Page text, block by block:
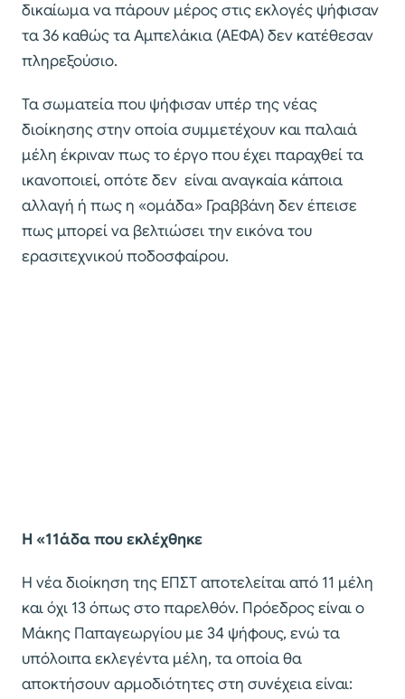
δικαίωμα να πάρουν μέρος στις εκλογές ψήφισαν
τα 36 καθώς τα Αμπελάκια (ΑΕΦΑ) δεν κατέθεσαν
πληρεξούσιο.
Τα σωματεία που ψήφισαν υπέρ της νέας
διοίκησης στην οποία συμμετέχουν και παλαιά
μέλη έκριναν πως το έργο που έχει παραχθεί τα
ικανοποιεί, οπότε δεν είναι αναγκαία κάποια
αλλαγή ή πως η «ομάδα» Γραββάνη δεν έπεισε
πως μπορεί να βελτιώσει την εικόνα του
ερασιτεχνικού ποδοσφαίρου.
Η «11άδα που εκλέχθηκε
Η νέα διοίκηση της ΕΠΣΤ αποτελείται από 11 μέλη
και όχι 13 όπως στο παρελθόν. Πρόεδρος είναι ο
Μάκης Παπαγεωργίου με 34 ψήφους, ενώ τα
υπόλοιπα εκλεγέντα μέλη, τα οποία θα
αποκτήσουν αρμοδιότητες στη συνέχεια είναι: